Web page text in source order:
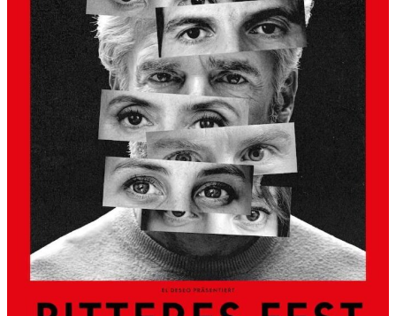
S
L
B
E
R
G
A
L
S
K
Ü
N
S
T
L